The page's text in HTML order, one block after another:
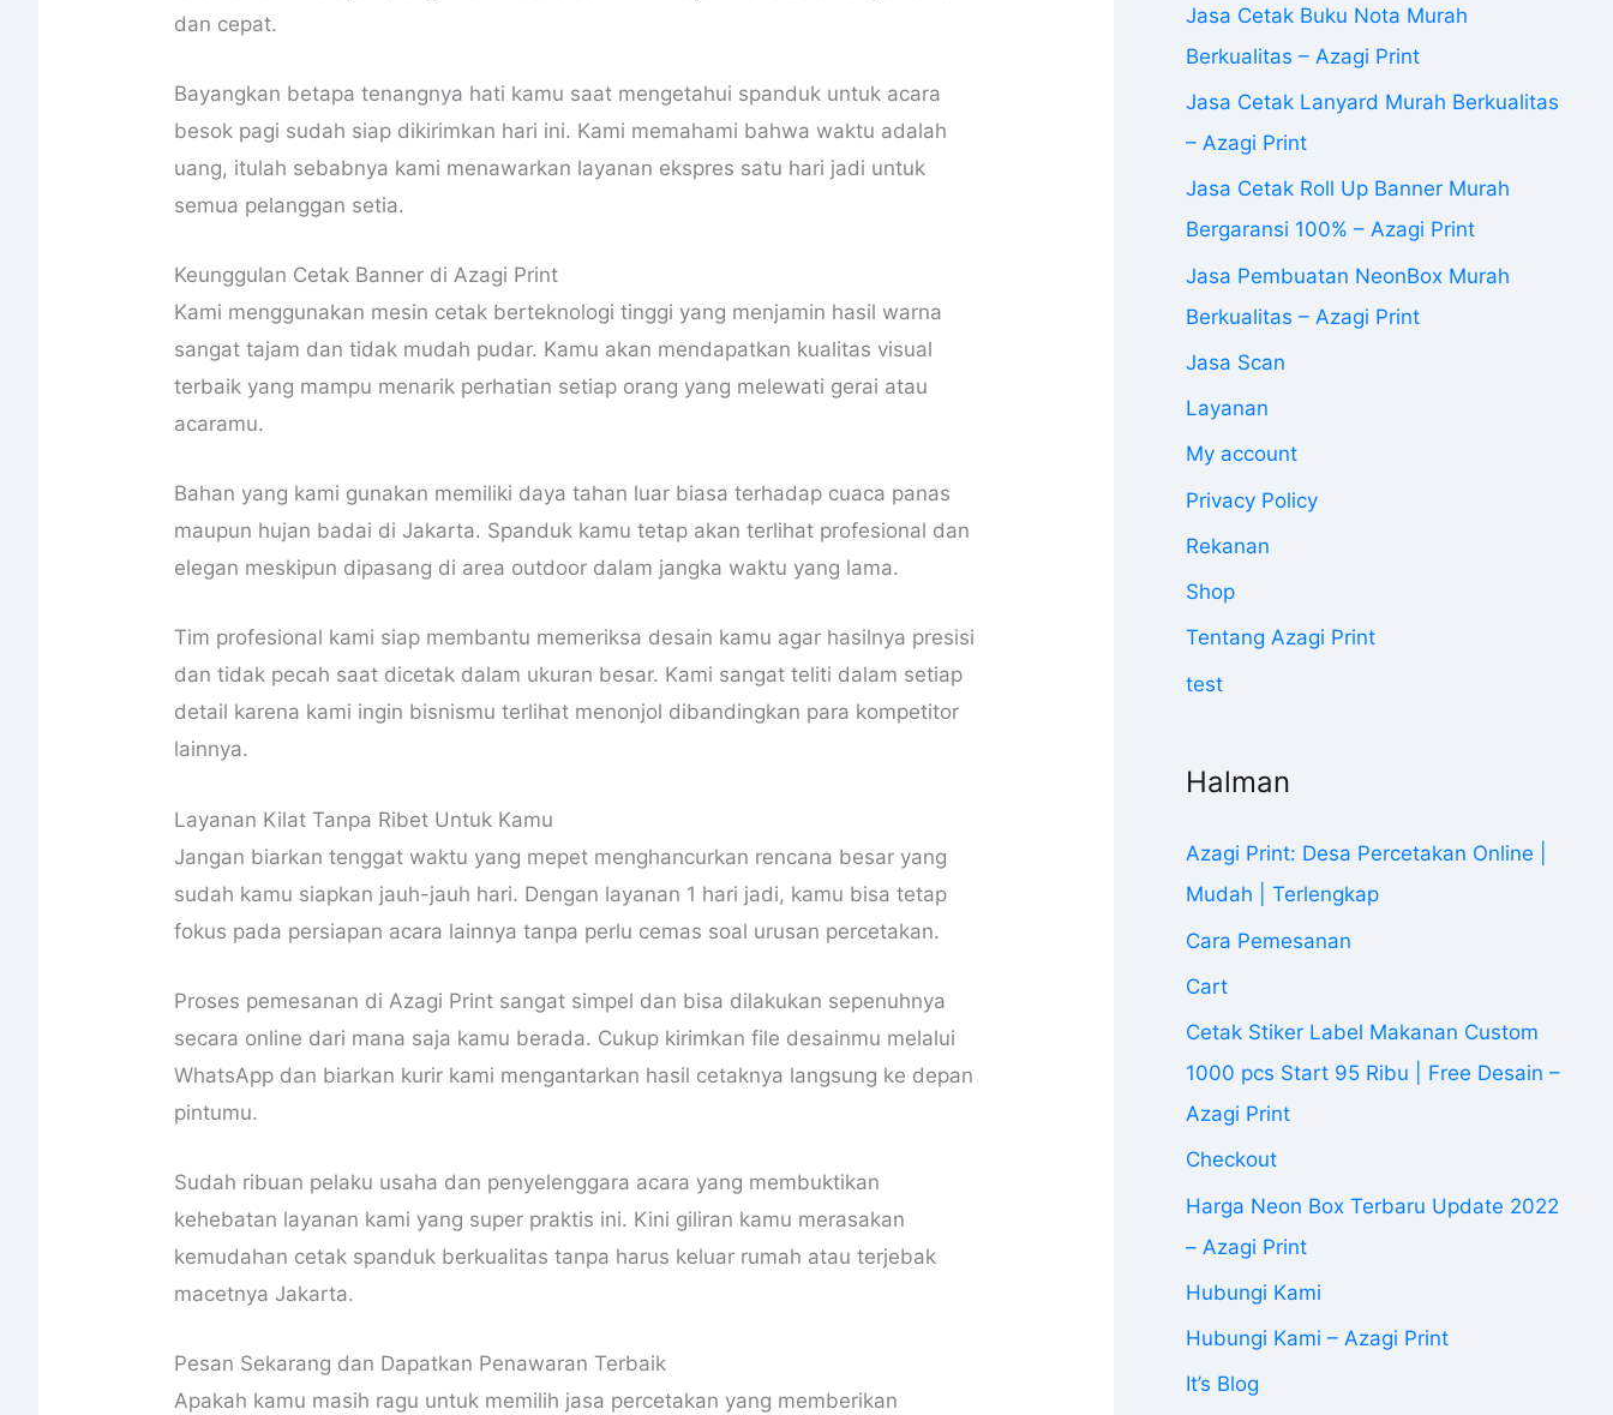
dan cepat.
Bayangkan betapa tenangnya hati kamu saat mengetahui spanduk untuk acara
besok pagi sudah siap dikirimkan hari ini. Kami memahami bahwa waktu adalah
uang, itulah sebabnya kami menawarkan layanan ekspres satu hari jadi untuk
semua pelanggan setia.
Keunggulan Cetak Banner di Azagi Print
Kami menggunakan mesin cetak berteknologi tinggi yang menjamin hasil warna
sangat tajam dan tidak mudah pudar. Kamu akan mendapatkan kualitas visual
terbaik yang mampu menarik perhatian setiap orang yang melewati gerai atau
acaramu.
Bahan yang kami gunakan memiliki daya tahan luar biasa terhadap cuaca panas
maupun hujan badai di Jakarta. Spanduk kamu tetap akan terlihat profesional dan
elegan meskipun dipasang di area outdoor dalam jangka waktu yang lama.
Tim profesional kami siap membantu memeriksa desain kamu agar hasilnya presisi
dan tidak pecah saat dicetak dalam ukuran besar. Kami sangat teliti dalam setiap
detail karena kami ingin bisnismu terlihat menonjol dibandingkan para kompetitor
lainnya.
Layanan Kilat Tanpa Ribet Untuk Kamu
Jangan biarkan tenggat waktu yang mepet menghancurkan rencana besar yang
sudah kamu siapkan jauh-jauh hari. Dengan layanan 1 hari jadi, kamu bisa tetap
fokus pada persiapan acara lainnya tanpa perlu cemas soal urusan percetakan.
Proses pemesanan di Azagi Print sangat simpel dan bisa dilakukan sepenuhnya
secara online dari mana saja kamu berada. Cukup kirimkan file desainmu melalui
WhatsApp dan biarkan kurir kami mengantarkan hasil cetaknya langsung ke depan
pintumu.
Sudah ribuan pelaku usaha dan penyelenggara acara yang membuktikan
kehebatan layanan kami yang super praktis ini. Kini giliran kamu merasakan
kemudahan cetak spanduk berkualitas tanpa harus keluar rumah atau terjebak
macetnya Jakarta.
Pesan Sekarang dan Dapatkan Penawaran Terbaik
Apakah kamu masih ragu untuk memilih jasa percetakan yang memberikan
Jasa Cetak Buku Nota Murah
Berkualitas – Azagi Print
Jasa Cetak Lanyard Murah Berkualitas
– Azagi Print
Jasa Cetak Roll Up Banner Murah
Bergaransi 100% – Azagi Print
Jasa Pembuatan NeonBox Murah
Berkualitas – Azagi Print
Jasa Scan
Layanan
My account
Privacy Policy
Rekanan
Shop
Tentang Azagi Print
test
Halman
Azagi Print: Desa Percetakan Online |
Mudah | Terlengkap
Cara Pemesanan
Cart
Cetak Stiker Label Makanan Custom
1000 pcs Start 95 Ribu | Free Desain –
Azagi Print
Checkout
Harga Neon Box Terbaru Update 2022
– Azagi Print
Hubungi Kami
Hubungi Kami – Azagi Print
It’s Blog